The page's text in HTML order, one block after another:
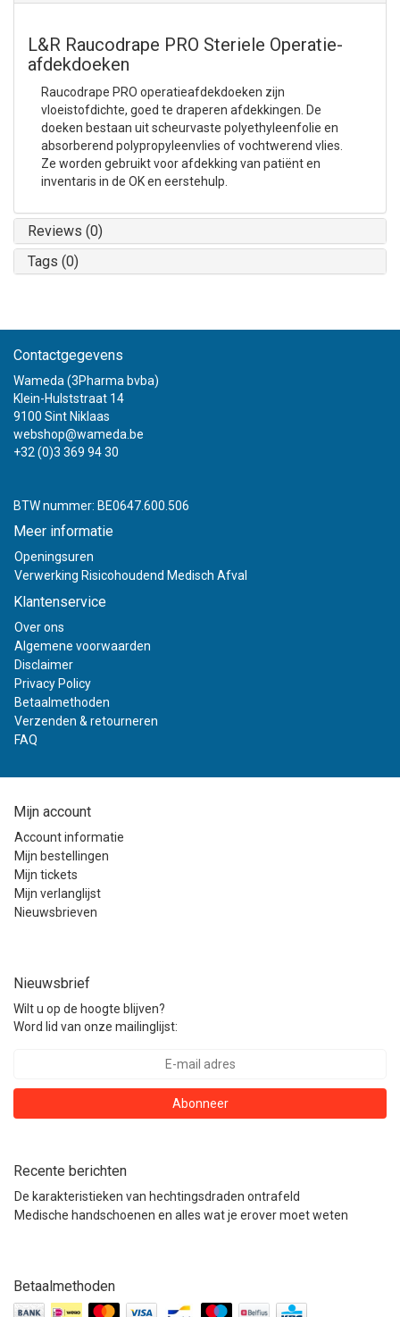
L&R Raucodrape PRO Steriele Operatie-
afdekdoeken
Raucodrape PRO operatieafdekdoeken zijn
vloeistofdichte, goed te draperen afdekkingen. De
doeken bestaan uit scheurvaste polyethyleenfolie en
absorberend polypropyleenvlies of vochtwerend vlies.
Ze worden gebruikt voor afdekking van patiënt en
inventaris in de OK en eerstehulp.
Reviews (0)
Tags (0)
Contactgegevens
Wameda (3Pharma bvba)
Klein-Hulststraat 14
9100 Sint Niklaas
webshop@wameda.be
+32 (0)3 369 94 30
BTW nummer: BE0647.600.506
Meer informatie
Openingsuren
Verwerking Risicohoudend Medisch Afval
Klantenservice
Over ons
Algemene voorwaarden
Disclaimer
Privacy Policy
Betaalmethoden
Verzenden & retourneren
FAQ
Mijn account
Account informatie
Mijn bestellingen
Mijn tickets
Mijn verlanglijst
Nieuwsbrieven
Nieuwsbrief
Wilt u op de hoogte blijven?
Word lid van onze mailinglijst:
Abonneer
Recente berichten
De karakteristieken van hechtingsdraden ontrafeld
Medische handschoenen en alles wat je erover moet weten
Betaalmethoden